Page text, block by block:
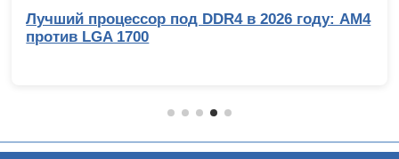
Лучший процессор под DDR4 в 2026 году: AM4
против LGA 1700